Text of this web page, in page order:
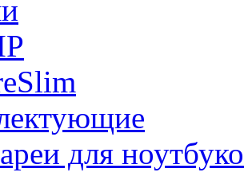
для